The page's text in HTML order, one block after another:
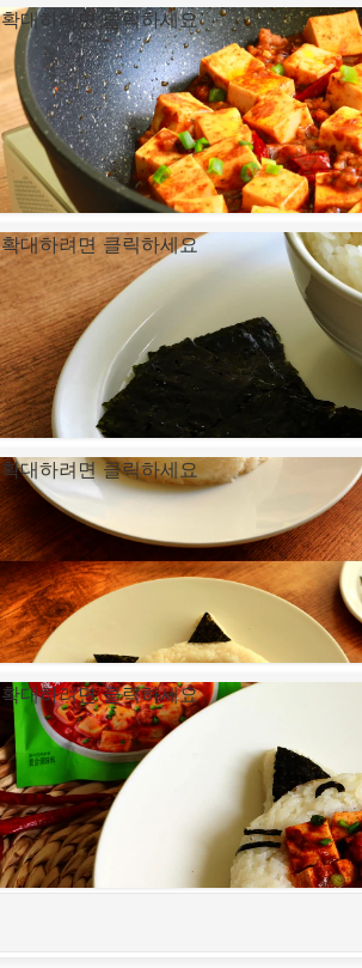
확대하려면 클릭하세요
확대하려면 클릭하세요
확대하려면 클릭하세요
확대하려면 클릭하세요